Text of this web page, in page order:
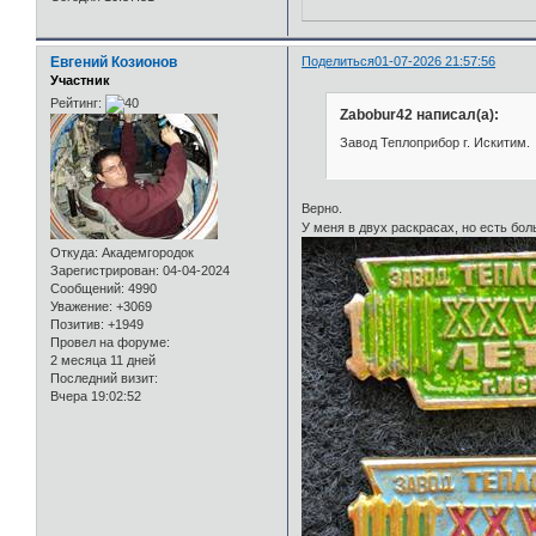
Поделиться01-07-2026 21:57:56
Евгений Козионов
Участник
Рейтинг:
Откуда: Академгородок
Зарегистрирован: 04-04-2024
Сообщений: 4990
Уважение: +3069
Позитив: +1949
Провел на форуме:
2 месяца 11 дней
Последний визит:
Вчера 19:02:52
Zabobur42 написал(а):
Завод Теплоприбор г. Искитим.
Верно.
У меня в двух раскрасах, но есть